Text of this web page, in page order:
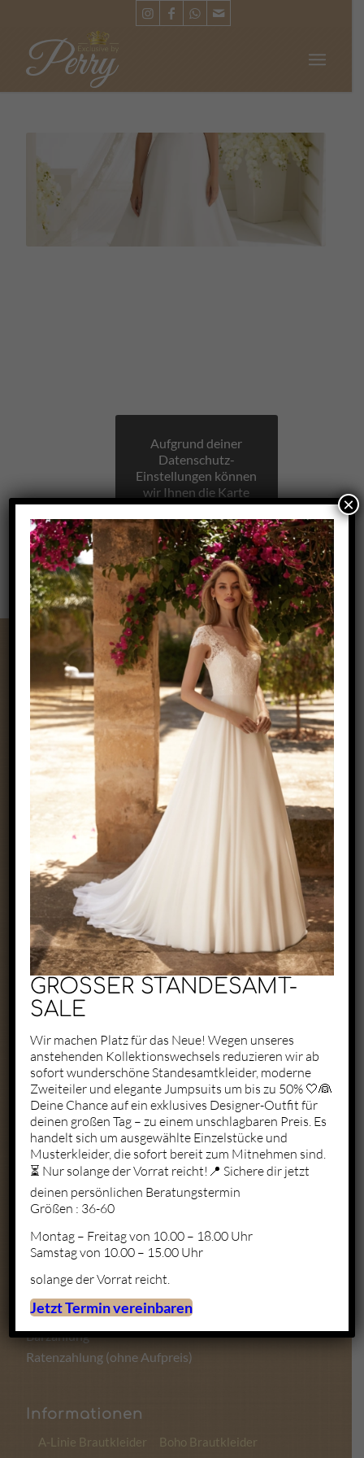
Aufgrund deiner
Datenschutz-
Einstellungen können
wir Ihnen die Karte
nicht anzeigen.
Klicken Sie hier, um
die Karte in einem
neuen Fenster zu
öffnen.
Exclusive by Perry
Zaunäckerstraße 22/2
71083 Herrenberg
+49 1523 6721684
kontakt@perry-exclusive.de
Unsere Öffungszeiten
ganz individuell nach vorherigerTerminabsprache
Mo. – Fr.: 10:00 – 19:00
Sa.: 10:00 – 18:00
So.: Geschlossen
Zahlungsmöglichkeiten
Sofortüberweisung
Barzahlung
Ratenzahlung (ohne Aufpreis)
Informationen
A-Linie Brautkleider
Boho Brautkleider
GROSSER STANDESAMT-
SALE
Wir machen Platz für das Neue! Wegen unseres
anstehenden Kollektionswechsels reduzieren wir ab
sofort wunderschöne Standesamtkleider, moderne
Zweiteiler und elegante Jumpsuits um bis zu 50% 🤍👰
Deine Chance auf ein exklusives Designer-Outfit für
deinen großen Tag – zu einem unschlagbaren Preis. Es
handelt sich um ausgewählte Einzelstücke und
Musterkleider, die sofort bereit zum Mitnehmen sind.
⏳ Nur solange der Vorrat reicht!📍 Sichere dir jetzt
deinen persönlichen Beratungstermin
Größen : 36-60
Montag – Freitag von 10.00 – 18.00 Uhr
Samstag von 10.00 – 15.00 Uhr
solange der Vorrat reicht.
Jetzt Termin vereinbaren
×